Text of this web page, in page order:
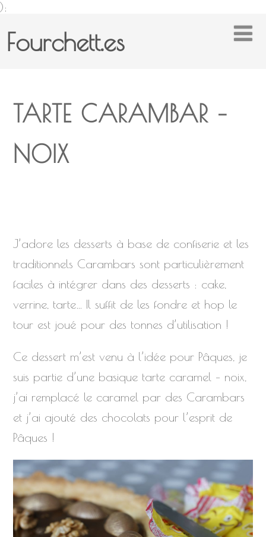
);
Fourchett.es
TARTE CARAMBAR –
NOIX
J’adore les desserts à base de confiserie et les
traditionnels Carambars sont particulièrement
faciles à intégrer dans des desserts : cake,
verrine, tarte… Il suffit de les fondre et hop le
tour est joué pour des tonnes d’utilisation !
Ce dessert m’est venu à l’idée pour Pâques, je
suis partie d’une basique tarte caramel – noix,
j’ai remplacé le caramel par des Carambars
et j’ai ajouté des chocolats pour l’esprit de
Pâques !